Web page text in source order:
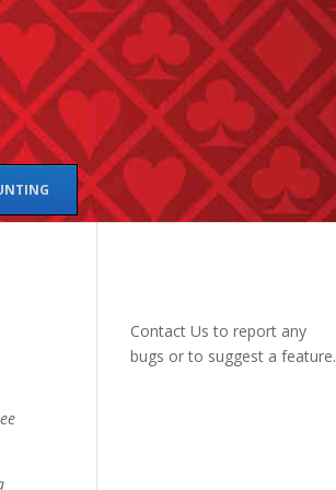
Contact Us to report any
bugs or to suggest a feature.